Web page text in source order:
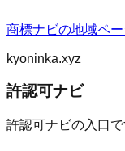
商標ナビの地域ペー
kyoninka.xyz
許認可ナビ
許認可ナビの入口